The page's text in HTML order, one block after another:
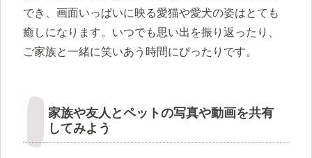
でき、画面いっぱいに映る愛猫や愛犬の姿はとても
癒しになります。いつでも思い出を振り返ったり、
ご家族と一緒に笑いあう時間にぴったりです。
家族や友人とペットの写真や動画を共有
してみよう